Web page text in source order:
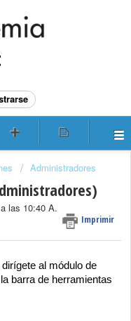
Administradores
Imprimir
las 10:40 A.
al módulo de
barra de herramientas